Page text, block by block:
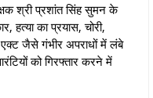
प्रशांत सिंह सुमन के
हत्या का प्रयास, चोरी,
एक्ट जैसे गंभीर अपराधों में लंबे
को गिरफ्तार करने में